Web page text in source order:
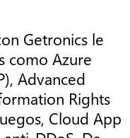
Getronics le
como Azure
Advanced
Rights
Cloud App